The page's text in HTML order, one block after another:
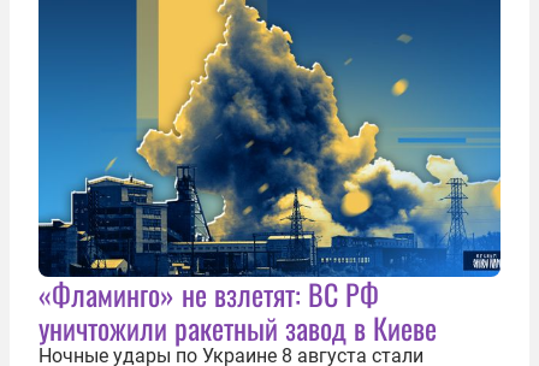
«Фламинго» не взлетят: ВС РФ
уничтожили ракетный завод в Киеве
Ночные удары по Украине 8 августа стали